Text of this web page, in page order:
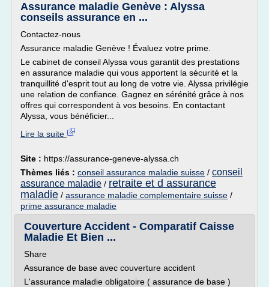
Assurance maladie Genève : Alyssa
conseils assurance en ...
Contactez-nous
Assurance maladie Genève ! Évaluez votre prime.
Le cabinet de conseil Alyssa vous garantit des prestations
en assurance maladie qui vous apportent la sécurité et la
tranquillité d'esprit tout au long de votre vie. Alyssa privilégie
une relation de confiance. Gagnez en sérénité grâce à nos
offres qui correspondent à vos besoins. En contactant
Alyssa, vous bénéficier...
Lire la suite
Site : https://assurance-geneve-alyssa.ch
Thèmes liés : conseil assurance maladie suisse / conseil
assurance maladie / retraite et d assurance
maladie / assurance maladie complementaire suisse /
prime assurance maladie
Couverture Accident - Comparatif Caisse
Maladie Et Bien ...
Share
Assurance de base avec couverture accident
L'assurance maladie obligatoire ( assurance de base )